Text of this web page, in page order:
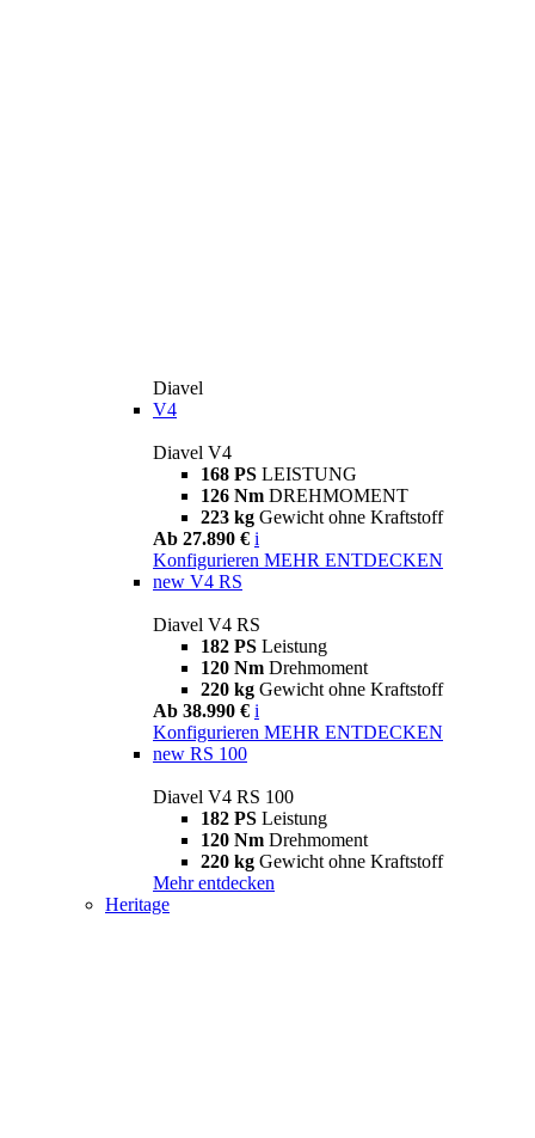
Diavel
V4
Diavel V4
168 PS LEISTUNG
126 Nm DREHMOMENT
223 kg Gewicht ohne Kraftstoff
Ab 27.890 € i
Konfigurieren MEHR ENTDECKEN
new V4 RS
Diavel V4 RS
182 PS Leistung
120 Nm Drehmoment
220 kg Gewicht ohne Kraftstoff
Ab 38.990 € i
Konfigurieren MEHR ENTDECKEN
new RS 100
Diavel V4 RS 100
182 PS Leistung
120 Nm Drehmoment
220 kg Gewicht ohne Kraftstoff
Mehr entdecken
Heritage